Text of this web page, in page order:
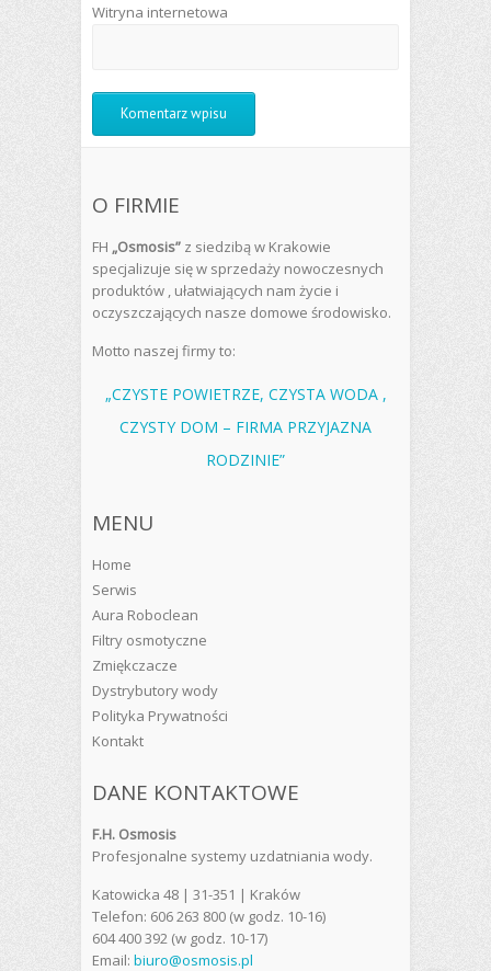
Witryna internetowa
O FIRMIE
FH „Osmosis” z siedzibą w Krakowie
specjalizuje się w sprzedaży nowoczesnych
produktów , ułatwiających nam życie i
oczyszczających nasze domowe środowisko.
Motto naszej firmy to:
„CZYSTE POWIETRZE, CZYSTA WODA ,
CZYSTY DOM – FIRMA PRZYJAZNA
RODZINIE”
MENU
Home
Serwis
Aura Roboclean
Filtry osmotyczne
Zmiękczacze
Dystrybutory wody
Polityka Prywatności
Kontakt
DANE KONTAKTOWE
F.H. Osmosis
Profesjonalne systemy uzdatniania wody.
Katowicka 48 | 31-351 | Kraków
Telefon: 606 263 800 (w godz. 10-16)
604 400 392 (w godz. 10-17)
Email: biuro@osmosis.pl